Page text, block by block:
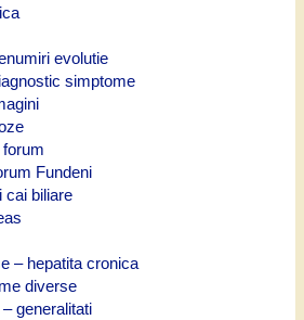
evolutie
simptome
forum
Fundeni
cai biliare
– hepatita cronica
diverse
generalitati